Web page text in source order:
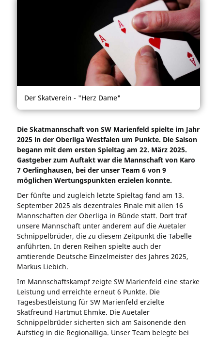
Der Skatverein - "Herz Dame"
Die Skatmannschaft von SW Marienfeld spielte im Jahr
2025 in der Oberliga Westfalen um Punkte. Die Saison
begann mit dem ersten Spieltag am 22. März 2025.
Gastgeber zum Auftakt war die Mannschaft von Karo
7 Oerlinghausen, bei der unser Team 6 von 9
möglichen Wertungspunkten erzielen konnte.
Der fünfte und zugleich letzte Spieltag fand am 13.
September 2025 als dezentrales Finale mit allen 16
Mannschaften der Oberliga in Bünde statt. Dort traf
unsere Mannschaft unter anderem auf die Auetaler
Schnippelbrüder, die zu diesem Zeitpunkt die Tabelle
anführten. In deren Reihen spielte auch der
amtierende Deutsche Einzelmeister des Jahres 2025,
Markus Liebich.
Im Mannschaftskampf zeigte SW Marienfeld eine starke
Leistung und erreichte erneut 6 Punkte. Die
Tagesbestleistung für SW Marienfeld erzielte
Skatfreund Hartmut Ehmke. Die Auetaler
Schnippelbrüder sicherten sich am Saisonende den
Aufstieg in die Regionalliga. Unser Team belegte bei